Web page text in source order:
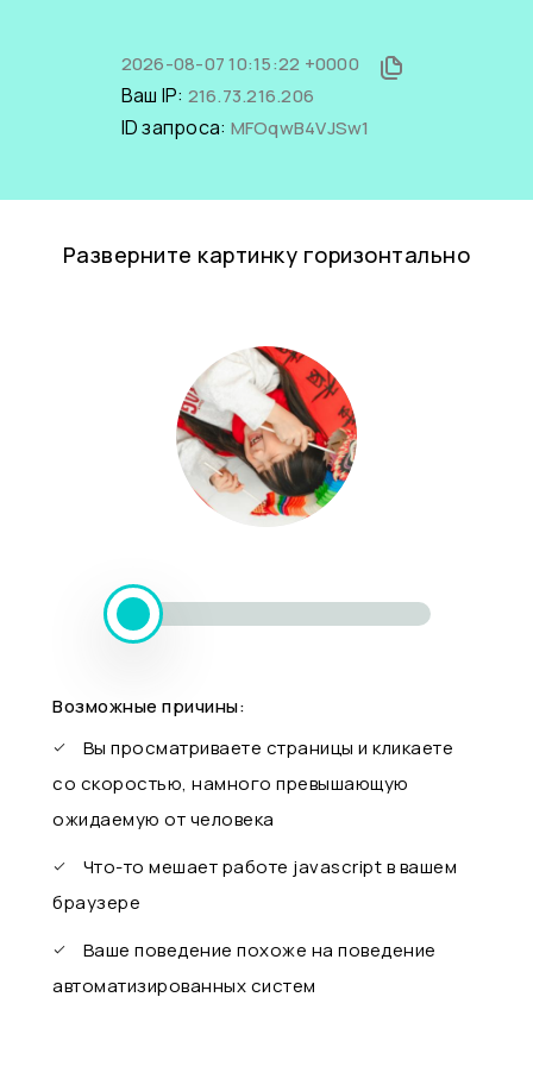
2026-08-07 10:15:22 +0000
Ваш IP: 216.73.216.206
ID запроса: MFOqwB4VJSw1
Разверните картинку горизонтально
Возможные причины:
Вы просматриваете страницы и кликаете
со скоростью, намного превышающую
ожидаемую от человека
Что-то мешает работе javascript в вашем
браузере
Ваше поведение похоже на поведение
автоматизированных систем